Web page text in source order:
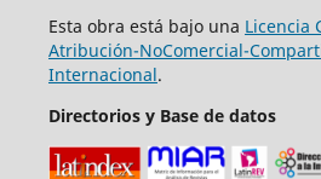
Esta obra está bajo una Licencia
Atribución-NoComercial-
Internacional.
Directorios y Base de datos